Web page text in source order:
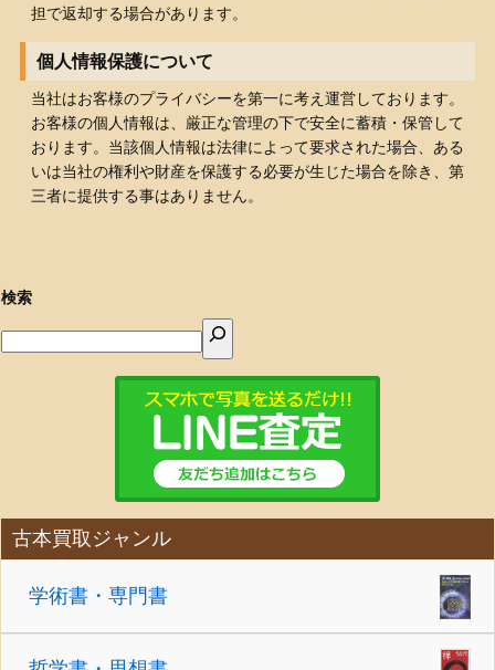
担で返却する場合があります。
個人情報保護について
当社はお客様のプライバシーを第一に考え運営しております。
お客様の個人情報は、厳正な管理の下で安全に蓄積・保管して
おります。当該個人情報は法律によって要求された場合、ある
いは当社の権利や財産を保護する必要が生じた場合を除き、第
三者に提供する事はありません。
検索
古本買取ジャンル
学術書・専門書